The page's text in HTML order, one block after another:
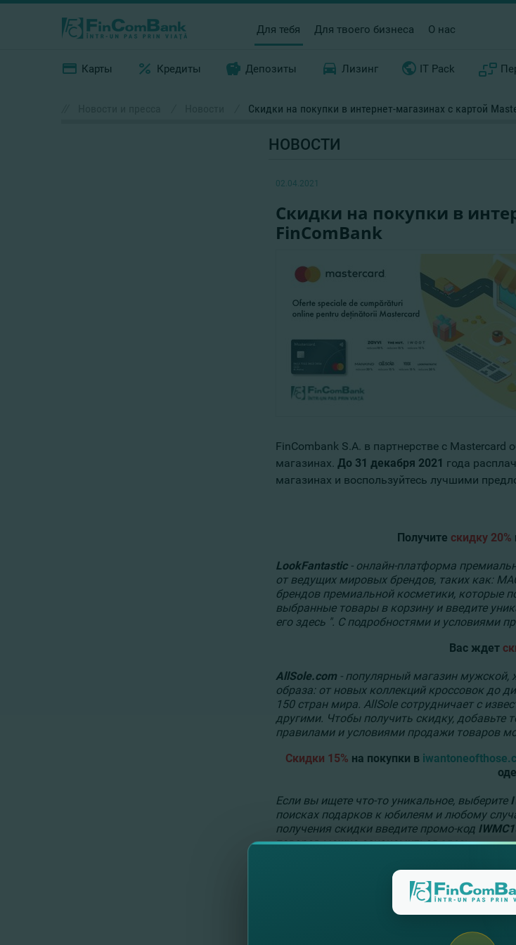
Для тебя Для твоего бизнеса О нас
Карты Кредиты Депозиты Лизинг IT Pack
Скидки на покупки в интернет-магазинах с картой
НОВОСТИ
02.04.2021
Скидки на покупки в
FinComBank
FinCombank S.A. в партнерстве с
магазинах. До 31 декабря 2021 года
магазинах и воспользуйтесь лучшими
Получите скидку 20%
LookFantastic- онлайн-платформа
от ведущих мировых брендов, таких как:
брендов премиальной косметики, которые
выбранные товары в корзину и введите
его здесь ". С подробностями и условиями
Вас ждет
AllSole.com - популярный магазин мужской,
образа: от новых коллекций кроссовок до
150 стран мира. AllSole сотрудничает с
другими. Чтобы получить скидку, добавьте
правилами и условиями продажи товаров
Скидки 15% на покупки в
Если вы ищете что-то уникальное, выберите
поисках подарков к юбилеям и любому
получения скидки введите промо-код
товаров можно ознакомитьсяздесь.
Скидки 20%на
- интернет-магазин для мужчин,
своей коже, волосах и бороде. Это место,
собой. Чтобы получить скидку, добавьте
подробностями и условиями продажи